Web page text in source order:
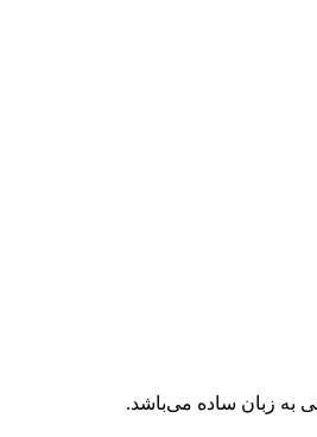
به زبان ساده می‌باشد.